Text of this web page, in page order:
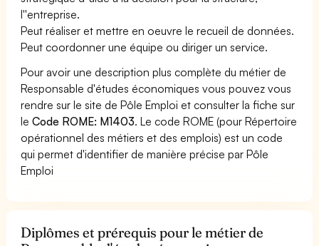
l''entreprise.
Peut réaliser et mettre en oeuvre le recueil de données.
Peut coordonner une équipe ou diriger un service.
Pour avoir une description plus complète du métier de
Responsable d'études économiques vous pouvez vous
rendre sur le site de Pôle Emploi et consulter la fiche sur
leCode ROME: M1403. Le code ROME (pour Répertoire
opérationnel des métiers et des emplois) est un code
qui permet d'identifier de manière précise par Pôle
Emploi
Diplômes et prérequis pour le métier de